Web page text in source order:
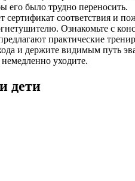
его было трудно переносить.
соответствия и
Ознакомьте с
практические
и держите видимым путь
уходите.
дети